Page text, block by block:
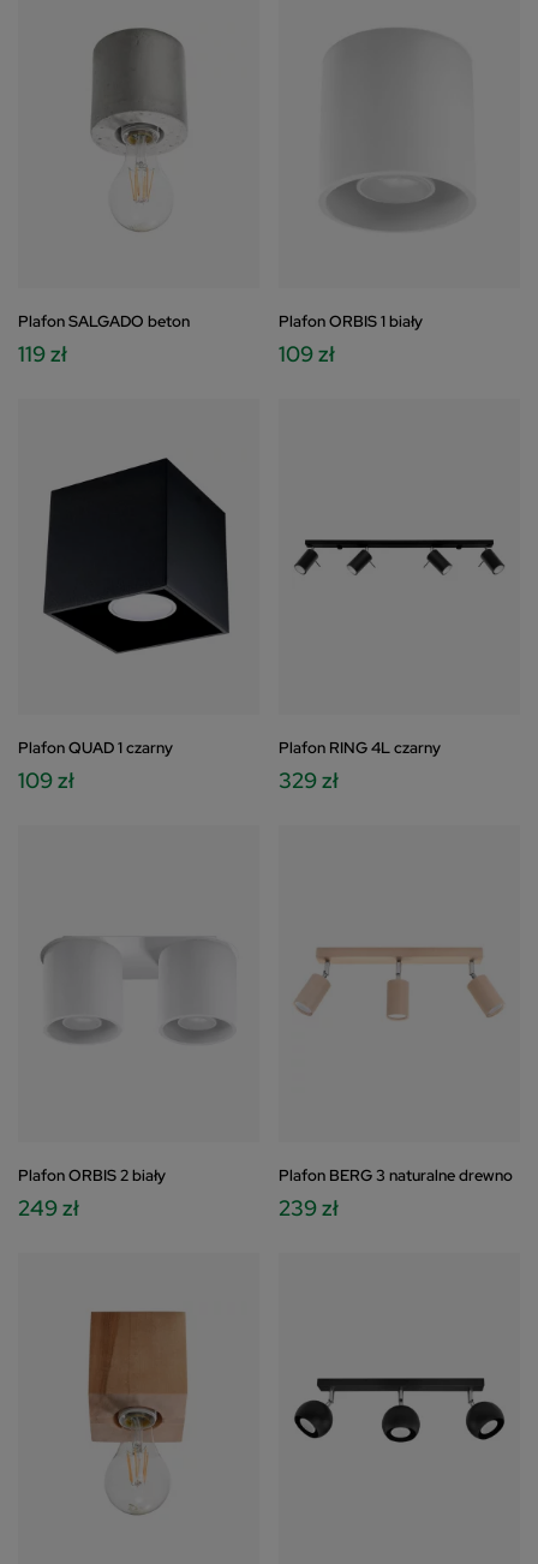
Plafon SALGADO beton
119 zł
Plafon ORBIS 1 biały
109 zł
Plafon QUAD 1 czarny
109 zł
Plafon RING 4L czarny
329 zł
Plafon ORBIS 2 biały
249 zł
Plafon BERG 3 naturalne drewno
239 zł